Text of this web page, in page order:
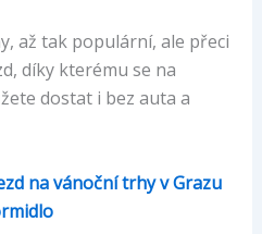
až tak populární, ale přeci
díky kterému se na
dostat i bez auta a
na vánoční trhy v Grazu